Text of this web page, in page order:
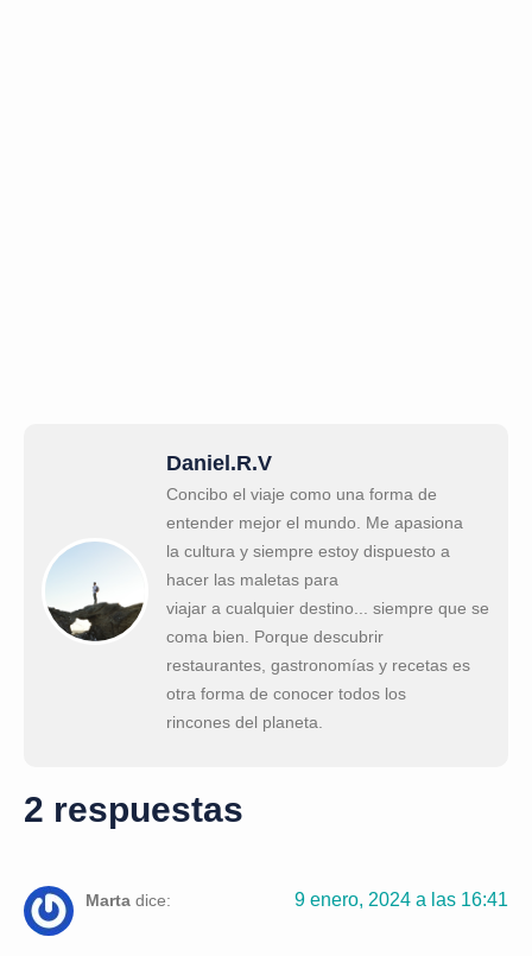
Daniel.R.V
Concibo el viaje como una forma de
entender mejor el mundo. Me apasiona
la cultura y siempre estoy dispuesto a
hacer las maletas para
viajar a cualquier destino... siempre que se
coma bien. Porque descubrir
restaurantes, gastronomías y recetas es
otra forma de conocer todos los
rincones del planeta.
2 respuestas
Marta dice: 9 enero, 2024 a las 16:41